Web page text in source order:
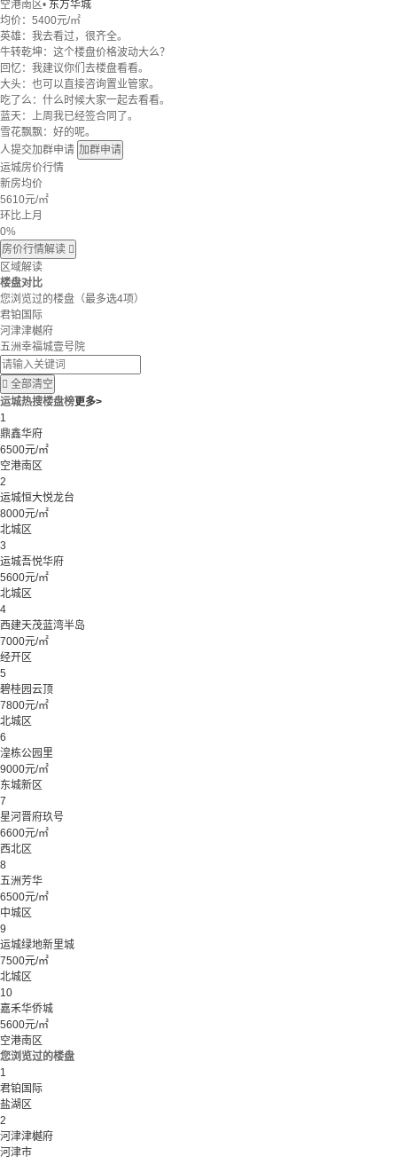
空港南区• 东方华城
均价： 5400元/㎡
英雄：我去看过，很齐全。
牛转乾坤：这个楼盘价格波动大么？
回忆：我建议你们去楼盘看看。
大头：也可以直接咨询置业管家。
吃了么：什么时候大家一起去看看。
蓝天：上周我已经签合同了。
雪花飘飘：好的呢。
人提交加群申请 加群申请
运城房价行情
新房均价
5610元/㎡
环比上月
0%
房价行情解读 
区域解读
楼盘对比
您浏览过的楼盘 （最多选4项）
君铂国际
河津津樾府
五洲幸福城壹号院
 全部清空
运城热搜楼盘榜更多>
1
鼎鑫华府
6500元/㎡
空港南区
2
运城恒大悦龙台
8000元/㎡
北城区
3
运城吾悦华府
5600元/㎡
北城区
4
西建天茂蓝湾半岛
7000元/㎡
经开区
5
碧桂园云顶
7800元/㎡
北城区
6
湟栋公园里
9000元/㎡
东城新区
7
星河晋府玖号
6600元/㎡
西北区
8
五洲芳华
6500元/㎡
中城区
9
运城绿地新里城
7500元/㎡
北城区
10
嘉禾华侨城
5600元/㎡
空港南区
您浏览过的楼盘
1
君铂国际
盐湖区
2
河津津樾府
河津市